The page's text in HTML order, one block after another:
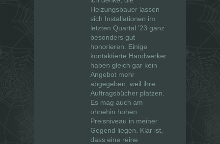
Heizungsbauer lassen
sich Installationen im
letzten Quartal ’23 ganz
besonders gut
honorieren. Einige
kontaktierte Handwerker
haben gleich gar kein
Angebot mehr
abgegeben, weil ihre
Auftragsbücher platzen.
Es mag auch am
ohnehin hohen
Preisniveau in meiner
Gegend liegen. Klar ist,
dass eine reine